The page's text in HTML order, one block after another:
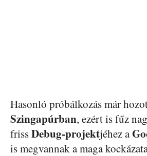
Hasonló próbálkozás már
Szingapúrban, ezért is fűz
frissDebug-projektjéhez a
is megvannak a maga